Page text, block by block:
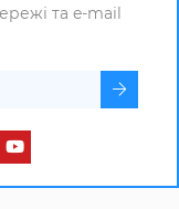
та e-mail